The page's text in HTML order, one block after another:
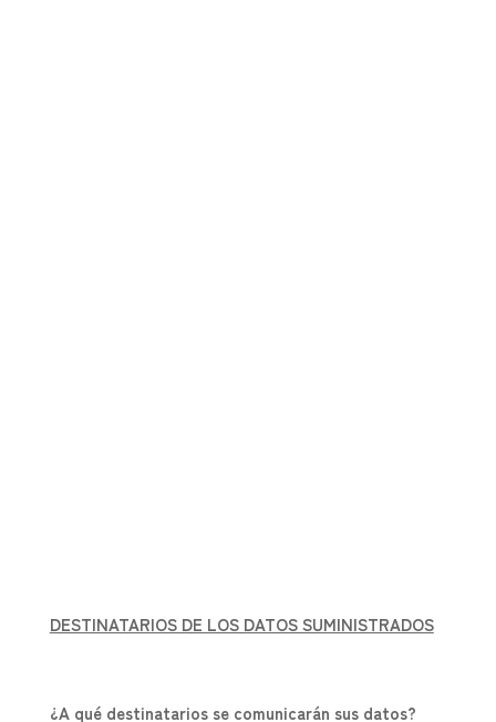
DESTINATARIOS DE LOS DATOS SUMINISTRADOS
¿A qué destinatarios se comunicarán sus datos?